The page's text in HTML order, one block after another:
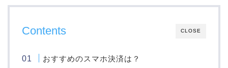
CLOSE
Contents
おすすめのスマホ決済は？